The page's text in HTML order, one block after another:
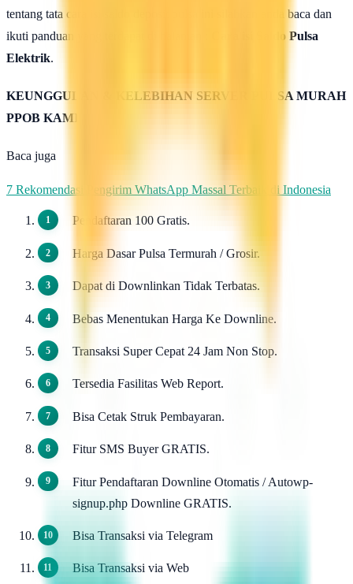
tentang tata cara isi saldo deposit pulsa ini silahkan anda baca dan
ikuti panduan yang terdapat di halaman :
Cara isi Saldo Pulsa
Elektrik.
KEUNGGULAN & KELEBIHAN SERVER PULSA MURAH
PPOB KAMI
Baca juga
7 Rekomendasi Pengirim WhatsApp Massal Terbaik di Indonesia
Pendaftaran 100 Gratis.
Harga Dasar Pulsa Termurah / Grosir.
Dapat di Downlinkan Tidak Terbatas.
Bebas Menentukan Harga Ke Downline.
Transaksi Super Cepat 24 Jam Non Stop.
Tersedia Fasilitas Web Report.
Bisa Cetak Struk Pembayaran.
Fitur SMS Buyer GRATIS.
Fitur Pendaftaran Downline Otomatis / Autowp-
signup.php Downline GRATIS.
Bisa Transaksi via Telegram
Bisa Transaksi via Web